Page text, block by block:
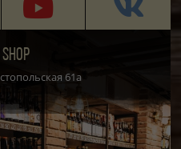
61а